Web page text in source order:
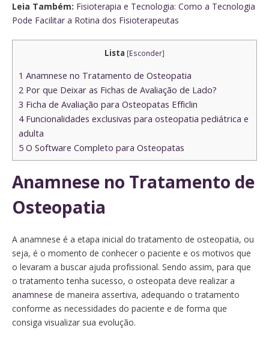
Leia Também: Fisioterapia e Tecnologia: Como a Tecnologia
Pode Facilitar a Rotina dos Fisioterapeutas
Lista [Esconder]
1 Anamnese no Tratamento de Osteopatia
2 Por que Deixar as Fichas de Avaliação de Lado?
3 Ficha de Avaliação para Osteopatas Efficlin
4Funcionalidades exclusivas para osteopatia pediátrica e
adulta
5 O Software Completo para Osteopatas
Anamnese no Tratamento de
Osteopatia
A anamnese é a etapa inicial do tratamento de osteopatia, ou
seja, é o momento de conhecer o paciente e os motivos que
o levaram a buscar ajuda profissional. Sendo assim, para que
o tratamento tenha sucesso, o osteopata deve realizar a
anamnese de maneira assertiva, adequando o tratamento
conforme as necessidades do paciente e de forma que
consiga visualizar sua evolução.